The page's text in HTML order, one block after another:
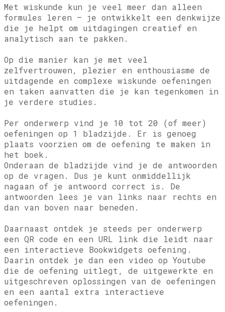
Met wiskunde kun je veel meer dan alleen
formules leren – je ontwikkelt een denkwijze
die je helpt om uitdagingen creatief en
analytisch aan te pakken.
Op die manier kan je met veel
zelfvertrouwen, plezier en enthousiasme de
uitdagende en complexe wiskunde oefeningen
en taken aanvatten die je kan tegenkomen in
je verdere studies.
Per onderwerp vind je 10 tot 20 (of meer)
oefeningen op 1 bladzijde. Er is genoeg
plaats voorzien om de oefening te maken in
het boek.
Onderaan de bladzijde vind je de antwoorden
op de vragen. Dus je kunt onmiddellijk
nagaan of je antwoord correct is. De
antwoorden lees je van links naar rechts en
dan van boven naar beneden.
Daarnaast ontdek je steeds per onderwerp
een QR code en een URL link die leidt naar
een interactieve Bookwidgets oefening.
Daarin ontdek je dan een video op Youtube
die de oefening uitlegt, de uitgewerkte en
uitgeschreven oplossingen van de oefeningen
en een aantal extra interactieve
oefeningen.